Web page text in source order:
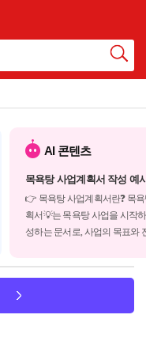
AI 콘텐츠
목욕탕 사업계획서 작성 예
👉 목욕탕 사업계획서란❓ 목
획서💡는 목욕탕 사업을 시작
성하는 문서로, 사업의 목표와
자나 파트너에게 사업의 가치
전달하고, 운영에 필요한 자금
계획서는 다음과 같은...